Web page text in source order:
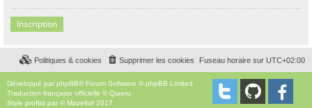
Inscription
Fuseau horaire sur UTC+02:00
Supprimer les cookies
Politiques & cookies
Développé par phpBB® Forum Software © phpBB Limited
Traduction française officielle ©Qiaeru
Style proflat par © Mazeltof 2017